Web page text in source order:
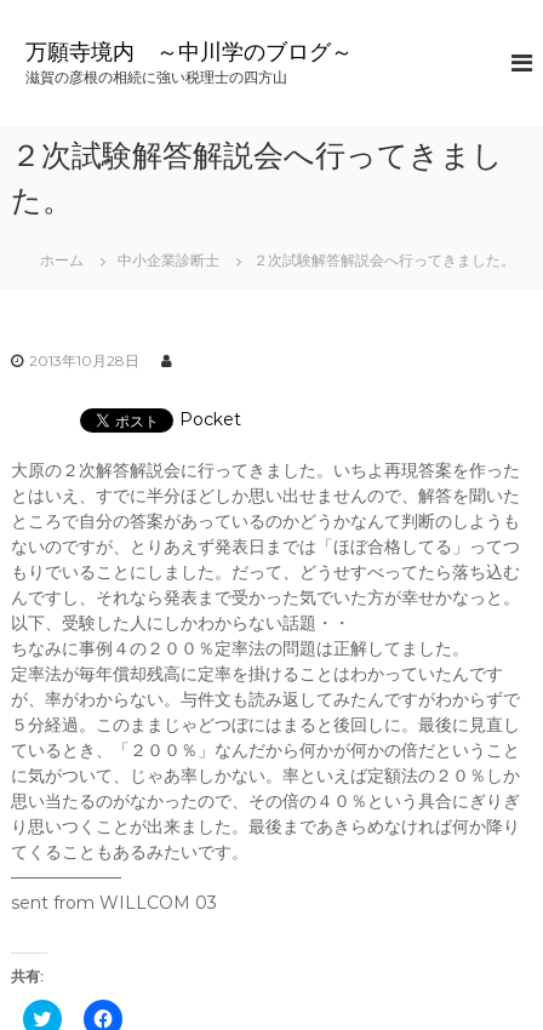
ッ
万願寺境内 ～中川学のブログ～
滋賀の彦根の相続に強い税理士の四方山
２次試験解答解説会へ行ってきまし
た。
ホーム 中小企業診断士 ２次試験解答解説会へ行ってきました。
2013年10月28日
Pocket
大原の２次解答解説会に行ってきました。いちよ再現答案を作った
とはいえ、すでに半分ほどしか思い出せませんので、解答を聞いた
ところで自分の答案があっているのかどうかなんて判断のしようも
ないのですが、とりあえず発表日までは「ほぼ合格してる」ってつ
もりでいることにしました。だって、どうせすべってたら落ち込む
んですし、それなら発表まで受かった気でいた方が幸せかなっと。
以下、受験した人にしかわからない話題・・
ちなみに事例４の２００％定率法の問題は正解してました。
定率法が毎年償却残高に定率を掛けることはわかっていたんです
が、率がわからない。与件文も読み返してみたんですがわからずで
５分経過。このままじゃどつぼにはまると後回しに。最後に見直し
ているとき、「２００％」なんだから何かが何かの倍だということ
に気がついて、じゃあ率しかない。率といえば定額法の２０％しか
思い当たるのがなかったので、その倍の４０％という具合にぎりぎ
り思いつくことが出来ました。最後まであきらめなければ何か降り
てくることもあるみたいです。
——————–
sent from WILLCOM 03
共有:
ク F